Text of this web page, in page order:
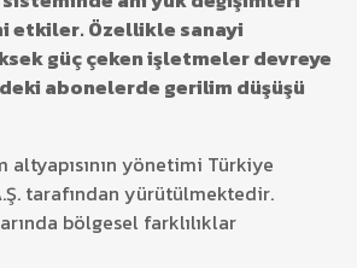
etkiler. Özellikle sanayi
güç çeken işletmeler devreye
abonelerde gerilim düşüşü
altyapısının yönetimi Türkiye
tarafından yürütülmektedir.
bölgesel farklılıklar